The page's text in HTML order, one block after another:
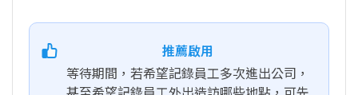
推薦啟用
等待期間，若希望記錄員工多次進出公司，